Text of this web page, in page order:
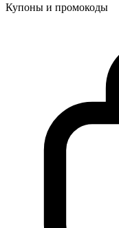
Купоны и промокоды